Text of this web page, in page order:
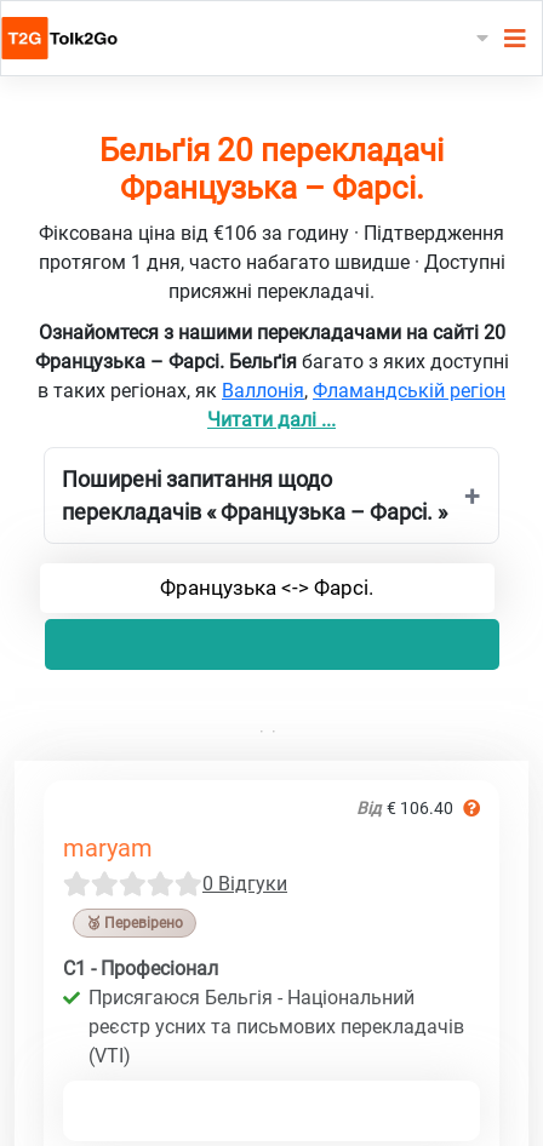
Бельґія 20 перекладачі
Французька – Фарсі.
Фіксована ціна від €106 за годину · Підтвердження
протягом 1 дня, часто набагато швидше · Доступні
присяжні перекладачі.
Ознайомтеся з нашими перекладачами на сайті 20
Французька – Фарсі. Бельґія багато з яких доступні
в таких регіонах, як Валлонія, Фламандській регіон
Читати далі ...
Поширені запитання щодо
перекладачів « Французька – Фарсі. »
Французька <-> Фарсі.
Від € 106.40
maryam
0 Відгуки
🥉 Перевірено
C1 - Професіонал
Присягаюся Бельгія - Національний
реєстр усних та письмових перекладачів
(VTI)